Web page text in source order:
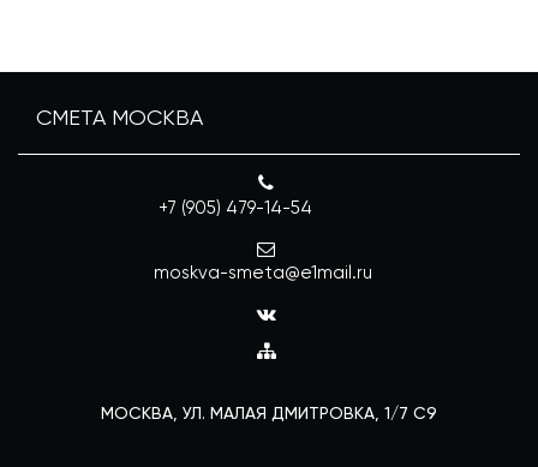
СМЕТА МОСКВА
+7 (905) 479-14-54
moskva-smeta@e1mail.ru
МОСКВА, УЛ. МАЛАЯ ДМИТРОВКА, 1/7 С9